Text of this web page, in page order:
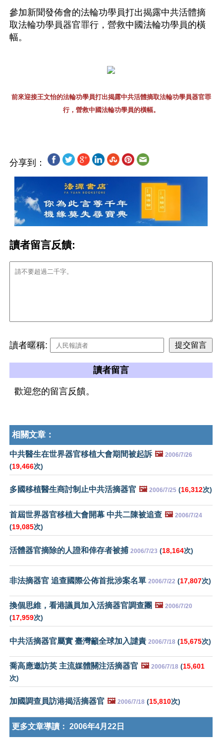
參加新聞發佈會的法輪功學員打出揭露中共活體摘
取法輪功學員器官罪行，營救中國法輪功學員的橫
幅。
前來迎接王文怡的法輪功學員打出揭露中共活體摘取法輪功學員器官罪
行，營救中國法輪功學員的橫幅。
分享到：
讀者留言反饋:
讀者暱稱:
讀者留言
歡迎您的留言反饋。
相關文章：
中共醫生在世界器官移植大會期間被起訴 🖼️ 2006/7/26
(19,466次)
多國移植醫生商討制止中共活摘器官 🖼️ 2006/7/25 (16,312次)
首屆世界器官移植大會開幕 中共二陳被追查 🖼️ 2006/7/24
(19,085次)
活體器官摘除的人證和倖存者被捕 2006/7/23 (18,164次)
非法摘器官 追查國際公佈首批涉案名單 2006/7/22 (17,807次)
換個思維，看港議員加入活摘器官調查團 🖼️ 2006/7/20
(17,959次)
中共活摘器官屬實 臺灣籲全球加入譴責 2006/7/18 (15,675次)
喬高應邀訪英 主流媒體關注活摘器官 🖼️ 2006/7/18 (15,601
次)
加國調查員訪港揭活摘器官 🖼️ 2006/7/18 (15,810次)
更多文章導讀： 2006年4月22日